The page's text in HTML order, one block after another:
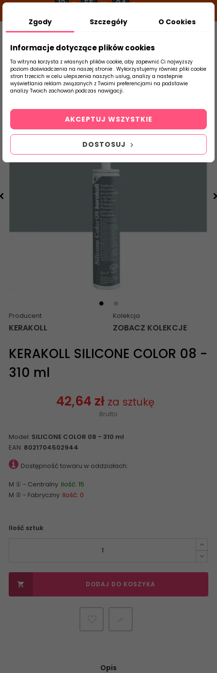
12 g 55 m 04 s
Szukaj
produktu
Strona Główna Chemia Budowlana
Producent
KERAKOLL
Kolekcja
ZOBACZ KOLEKCJE
KERAKOLL SILICONE COLOR 08 -
310 ml
42,64 zł za sztukę
Brutto
Model: SILICONE COLOR 08 - 310 ml
EAN: 8021704502944
Dostępność towaru w oddziałach:
M ① - Centralny Ilość: 15
M ② - Fabryczny Ilość: 0
Ilość sztuk
 DODAJ DO KOSZYKA
Opis
Zgody Szczegóły O Cookies
Informacje dotyczące plików cookies
Ta witryna korzysta z własnych plików cookie, aby zapewnić Ci najwyższy
poziom doświadczenia na naszej stronie . Wykorzystujemy również pliki cookie
stron trzecich w celu ulepszenia naszych usług, analizy a nastepnie
wyświetlania reklam związanych z Twoimi preferencjami na podstawie
analizy Twoich zachowań podczas nawigacji.
DOSTOSUJ
AKCEPTUJ WSZYSTKIE